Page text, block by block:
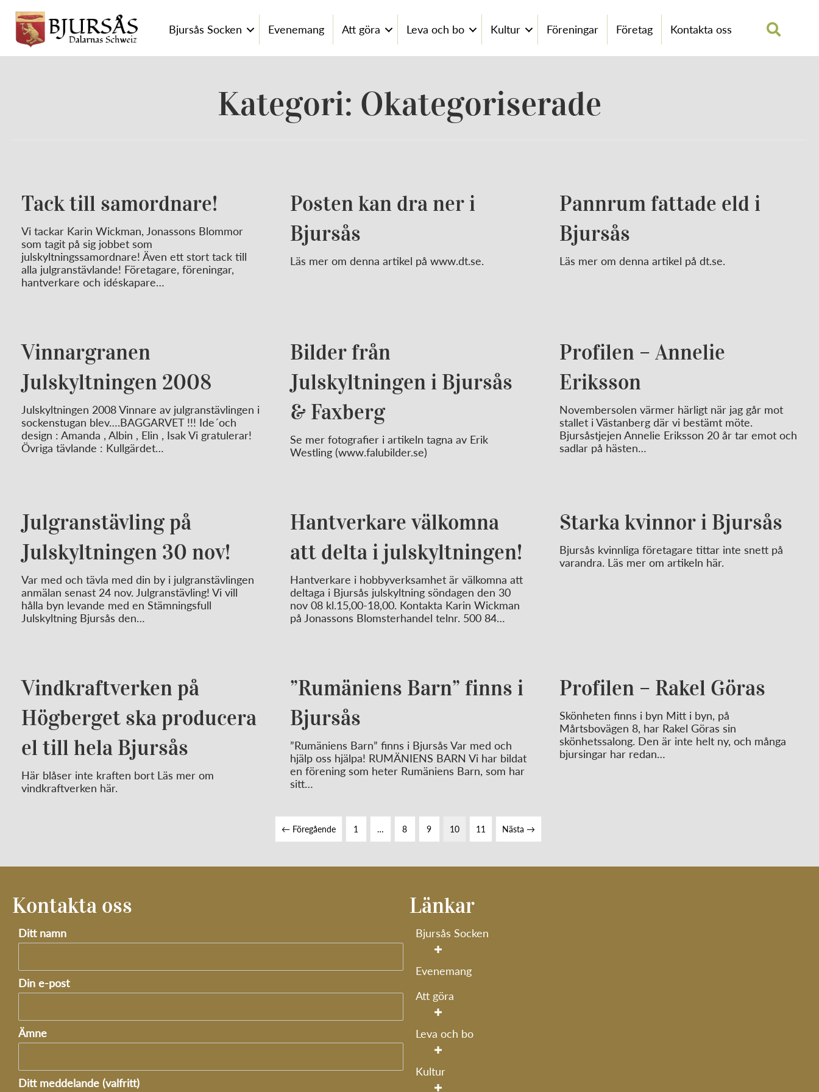
Bjursås Socken Evenemang Att göra Leva och bo Kultur Föreningar Företag Kontakta oss
Kategori: Okategoriserade
Tack till samordnare!
Vi tackar Karin Wickman, Jonassons Blommor
som tagit på sig jobbet som
julskyltningssamordnare! Även ett stort tack till
alla julgranstävlande! Företagare, föreningar,
hantverkare och idéskapare…
Posten kan dra ner i
Bjursås
Läs mer om denna artikel på www.dt.se.
Pannrum fattade eld i
Bjursås
Läs mer om denna artikel på dt.se.
Vinnargranen
Julskyltningen 2008
Julskyltningen 2008 Vinnare av julgranstävlingen i
sockenstugan blev….BAGGARVET !!! Ide´och
design : Amanda , Albin , Elin , Isak Vi gratulerar!
Övriga tävlande : Kullgärdet…
Bilder från
Julskyltningen i Bjursås
& Faxberg
Se mer fotografier i artikeln tagna av Erik
Westling (www.falubilder.se)
Profilen – Annelie
Eriksson
Novembersolen värmer härligt när jag går mot
stallet i Västanberg där vi bestämt möte.
Bjursåstjejen Annelie Eriksson 20 år tar emot och
sadlar på hästen…
Julgranstävling på
Julskyltningen 30 nov!
Var med och tävla med din by i julgranstävlingen
anmälan senast 24 nov. Julgranstävling! Vi vill
hålla byn levande med en Stämningsfull
Julskyltning Bjursås den…
Hantverkare välkomna
att delta i julskyltningen!
Hantverkare i hobbyverksamhet är välkomna att
deltaga i Bjursås julskyltning söndagen den 30
nov 08 kl.15,00-18,00. Kontakta Karin Wickman
på Jonassons Blomsterhandel telnr. 500 84…
Starka kvinnor i Bjursås
Bjursås kvinnliga företagare tittar inte snett på
varandra. Läs mer om artikeln här.
Vindkraftverken på
Högberget ska producera
el till hela Bjursås
Här blåser inte kraften bort Läs mer om
vindkraftverken här.
”Rumäniens Barn” finns i
Bjursås
”Rumäniens Barn” finns i Bjursås Var med och
hjälp oss hjälpa! RUMÄNIENS BARN Vi har bildat
en förening som heter Rumäniens Barn, som har
sitt…
Profilen – Rakel Göras
Skönheten finns i byn Mitt i byn, på
Mårtsbovägen 8, har Rakel Göras sin
skönhetssalong. Den är inte helt ny, och många
bjursingar har redan…
← Föregående 1 … 8 9 10 11 Nästa →
Kontakta oss
Ditt namn
Din e-post
Ämne
Ditt meddelande (valfritt)
Länkar
Bjursås Socken
Evenemang
Att göra
Leva och bo
Kultur